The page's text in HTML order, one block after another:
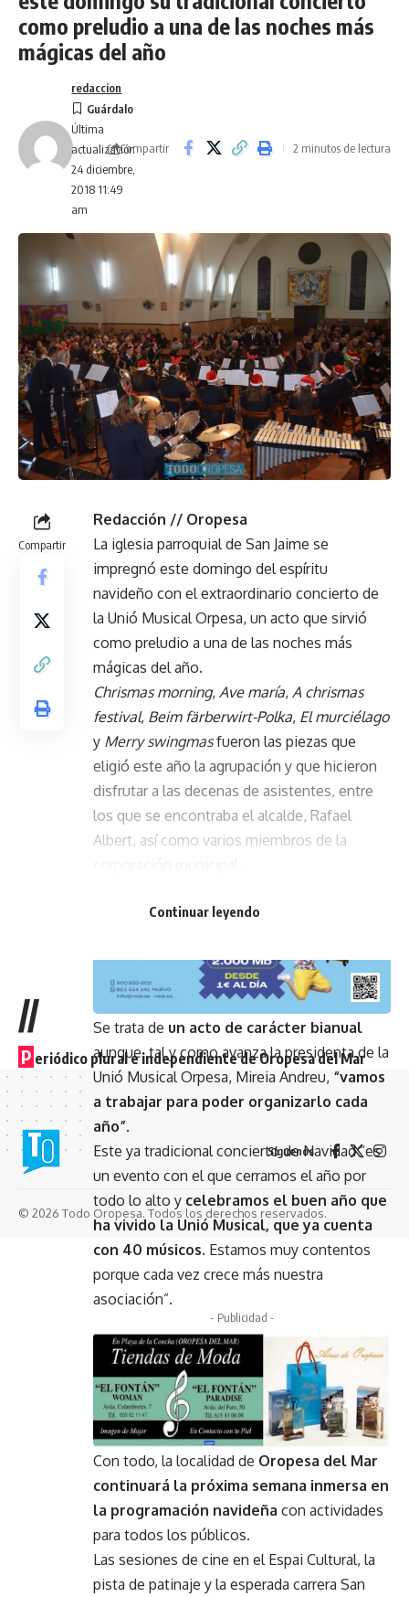
como preludio a una de las noches más
mágicas del año
Última
actualización
24 diciembre,
2018 11:49
am
redaccion
Compartir 2 minutos de lectura
Compartir
Redacción // Oropesa
La iglesia parroquial de San Jaime se
impregnó este domingo del espíritu
navideño con el extraordinario concierto de
la Unió Musical Orpesa, un acto que sirvió
como preludio a una de las noches más
mágicas del año.
Chrismas morning, Ave maría, A chrismas
festival, Beim färberwirt-Polka, El murciélago
y Merry swingmasfueron las piezas que
eligió este año la agrupación y que hicieron
disfrutar a las decenas de asistentes, entre
los que se encontraba el alcalde, Rafael
Albert, así como varios miembros de la
Se trata de un acto de carácter bianual
aunque, tal y como avanza la presidenta de la
Unió Musical Orpesa, Mireia Andreu, “vamos
a trabajar para poder organizarlo cada
año”.
Este ya tradicional concierto de Navidad “es
un evento con el que cerramos el año por
todo lo alto y celebramos el buen año que
ha vivido la Unió Musical, que ya cuenta
con 40 músicos. Estamos muy contentos
porque cada vez crece más nuestra
asociación”.
- Publicidad -
Con todo, la localidad de Oropesa del Mar
continuará la próxima semana inmersa en
la programación navideña con actividades
para todos los públicos.
Las sesiones de cine en el Espai Cultural, la
pista de patinaje y la esperada carrera San
Continuar leyendo
//
P eriódico plural e independiente de Oropesa del Mar
Síguenos
© 2026 Todo Oropesa. Todos los derechos reservados.